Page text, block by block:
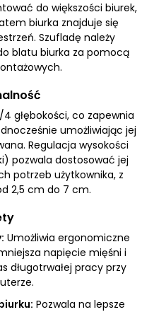
do większości biurek,
biurka znajduje się
Szufladę należy
blatu biurka za pomocą
głębokości, co zapewnia
umożliwiając jej
Regulacja wysokości
pozwala dostosować jej
potrzeb użytkownika, z
2,5 cm do 7 cm.
Umożliwia ergonomiczne
napięcie mięśni i
długotrwałej pracy przy
Pozwala na lepsze